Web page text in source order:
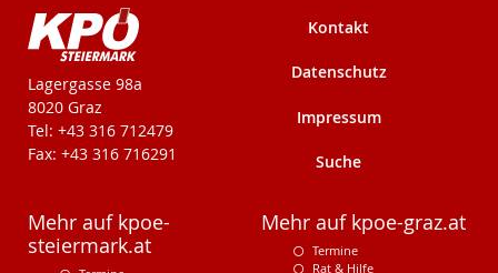
KPÖ-Steiermark
Lagergasse 98a
8020 Graz
Tel: +43 316 712479
Fax: +43 316 716291
Kontakt
Datenschutz
Impressum
Suche
Mehr auf kpoe-
steiermark.at
Mehr auf kpoe-graz.at
Termine
Rat & Hilfe